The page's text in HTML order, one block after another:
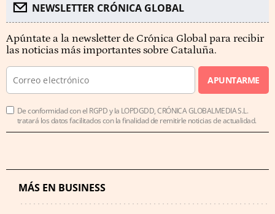
NEWSLETTER CRÓNICA GLOBAL
Apúntate a la newsletter de Crónica Global para recibir
las noticias más importantes sobre Cataluña.
APUNTARME
De conformidad con el RGPD y la LOPDGDD, CRÓNICA GLOBALMEDIA S.L.
tratará los datos facilitados con la finalidad de remitirle noticias de actualidad.
MÁS EN BUSINESS